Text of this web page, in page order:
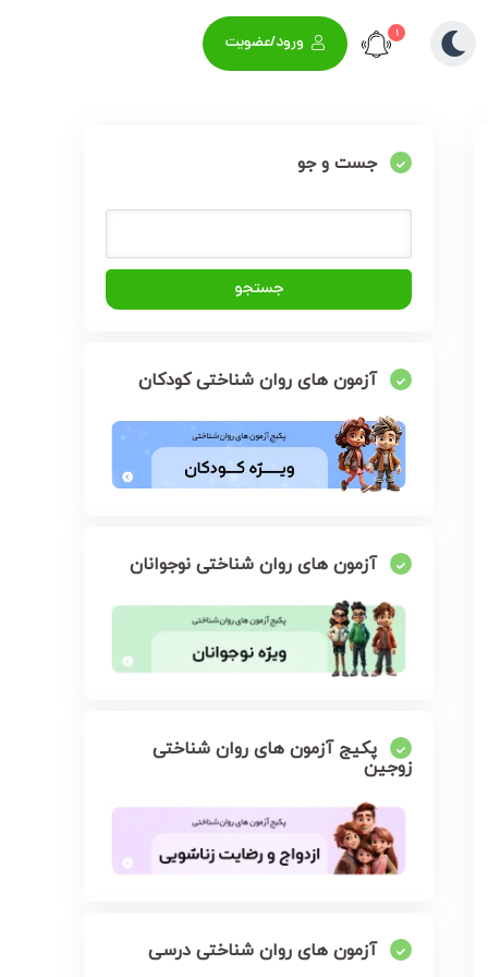
1 ورود/عضویت
جست و جو
آزمون های روان شناختی کودکان
آزمون های روان شناختی نوجوانان
پکیج آزمون های روان شناختی
زوجین
آزمون های روان شناختی درسی